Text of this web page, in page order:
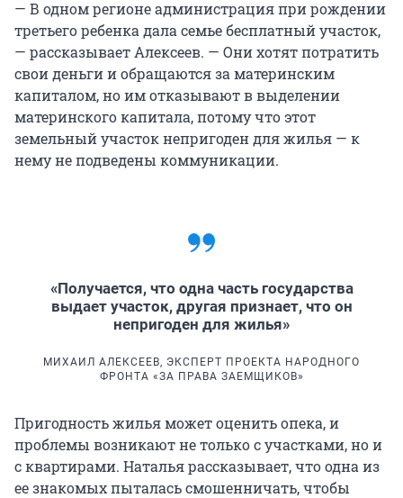
— В одном регионе администрация при рождении
третьего ребенка дала семье бесплатный участок,
— рассказывает Алексеев. — Они хотят потратить
свои деньги и обращаются за материнским
капиталом, но им отказывают в выделении
материнского капитала, потому что этот
земельный участок непригоден для жилья — к
нему не подведены коммуникации.
«Получается, что одна часть государства
выдает участок, другая признает, что он
непригоден для жилья»
МИХАИЛ АЛЕКСЕЕВ, ЭКСПЕРТ ПРОЕКТА НАРОДНОГО
ФРОНТА «ЗА ПРАВА ЗАЕМЩИКОВ»
Пригодность жилья может оценить опека, и
проблемы возникают не только с участками, но и
с квартирами. Наталья рассказывает, что одна из
ее знакомых пыталась смошенничать, чтобы